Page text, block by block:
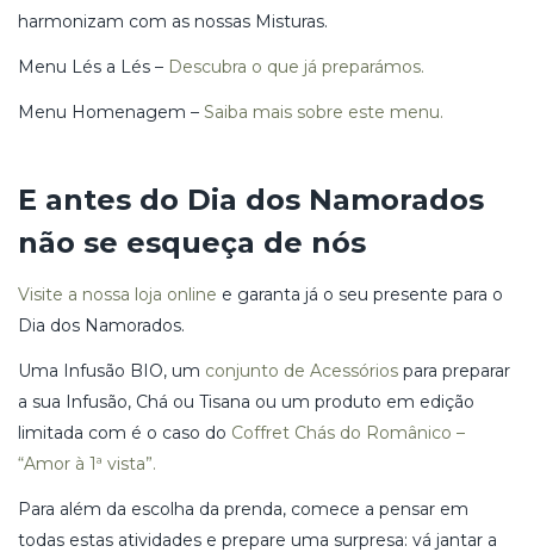
harmonizam com as nossas Misturas.
Menu Lés a Lés – Descubra o que já preparámos.
Menu Homenagem – Saiba mais sobre este menu.
E antes do Dia dos Namorados
não se esqueça de nós
Visite a nossa loja online e garanta já o seu presente para o
Dia dos Namorados.
Uma Infusão BIO, um conjunto de Acessórios para preparar
a sua Infusão, Chá ou Tisana ou um produto em edição
limitada com é o caso do Coffret Chás do Românico –
“Amor à 1ª vista”.
Para além da escolha da prenda, comece a pensar em
todas estas atividades e prepare uma surpresa: vá jantar a